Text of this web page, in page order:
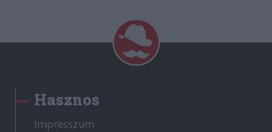
Hasznos
Impresszum